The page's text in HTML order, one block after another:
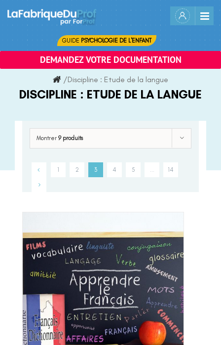
content
GUIDE PSYCHOLOGIE DE L'ENFANT
DEMANDEZ VOTRE DOCUMENTATION
/Discipline : Etude de la langue
DISCIPLINE : ETUDE DE LA LANGUE
Montrer 9 produits
1 2 3 4 5 14